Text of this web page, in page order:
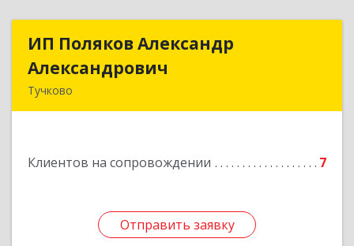
ИП Поляков Александр
Александрович
Тучково
Клиентов на сопровождении 7
Отправить заявку
ИП Поляков Александр
Подробнее
Отправить заявку